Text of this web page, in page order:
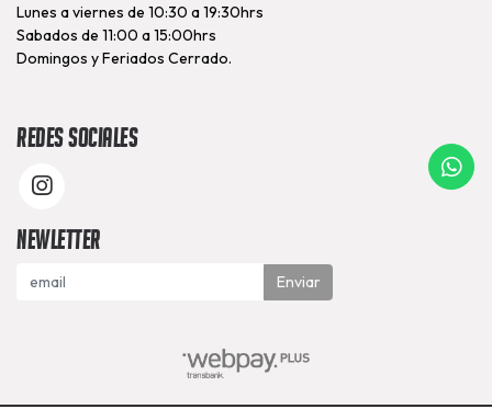
Lunes a viernes de 10:30 a 19:30hrs
Sabados de 11:00 a 15:00hrs
Domingos y Feriados Cerrado.
Redes Sociales
Newletter
Enviar